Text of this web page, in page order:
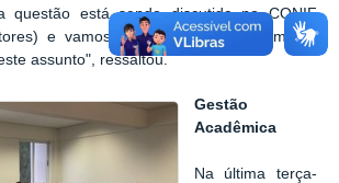
questão está sendo discutida no CONIF
e vamos aguardar um entendimento
assunto", ressaltou.
Gestão
Acadêmica
Na última terça-